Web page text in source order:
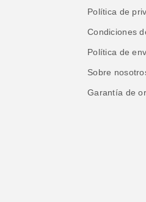
Política de
Condiciones
Política de
Sobre
Garantía de